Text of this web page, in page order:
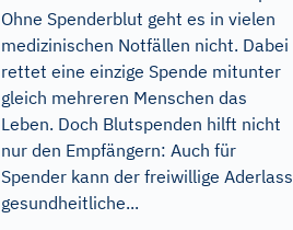
Ohne Spenderblut geht es in vielen
medizinischen Notfällen nicht. Dabei
rettet eine einzige Spende mitunter
gleich mehreren Menschen das
Leben. Doch Blutspenden hilft nicht
nur den Empfängern: Auch für
Spender kann der freiwillige Aderlass
gesundheitliche...